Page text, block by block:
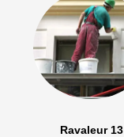
Ravaleur 13